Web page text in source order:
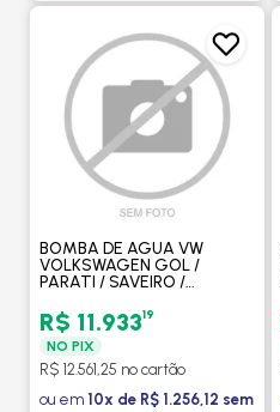
BOMBA DE AGUA VW
VOLKSWAGEN GOL /
PARATI / SAVEIRO /
EM DIANTE MANUAL COM
OU SEM AR - INDISA
R$ 11.93319
NO PIX
R$ 12.561,25 no cartão
ou em 10x de R$ 1.256,12 sem